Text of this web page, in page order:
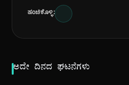
ಹಂಚಿಕೊಳ್ಳಿ:
ಅದೇ ದಿನದ ಘಟನೆಗಳು